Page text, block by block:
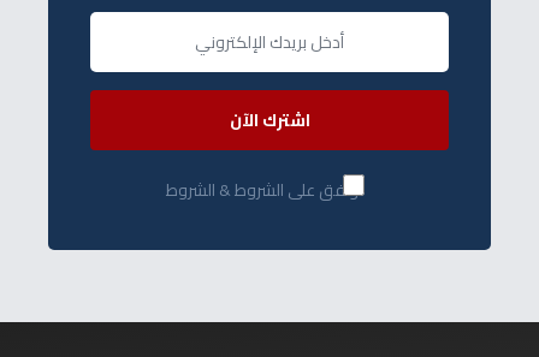
اشترك الآن
أوافق على الشروط & الشروط